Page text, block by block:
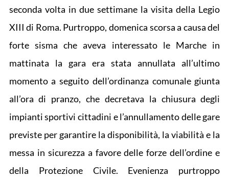
seconda volta in due settimane la visita della Legio
XIII di Roma. Purtroppo, domenica scorsa a causa del
forte sisma che aveva interessato le Marche in
mattinata la gara era stata annullata all’ultimo
momento a seguito dell’ordinanza comunale giunta
all’ora di pranzo, che decretava la chiusura degli
impianti sportivi cittadini e l’annullamento delle gare
previste per garantire la disponibilità, la viabilità e la
messa in sicurezza a favore delle forze dell’ordine e
della Protezione Civile. Evenienza purtroppo